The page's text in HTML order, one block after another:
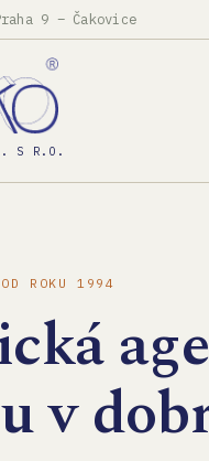
9 – Čakovice
S R.O.
ROKU 1994
v